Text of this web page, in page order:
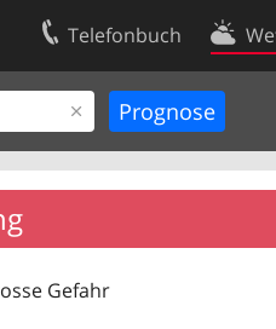
Telefonbuch
Gefahr
Kontakt